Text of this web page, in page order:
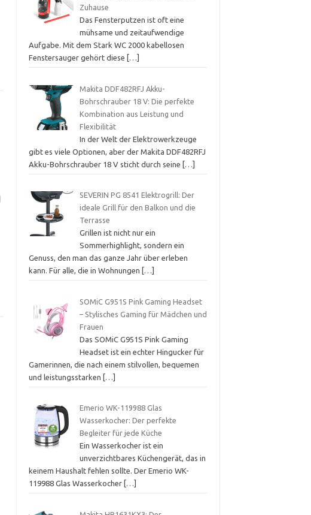
Zuhause
Das Fensterputzen ist oft eine
mühsame und zeitaufwendige
Aufgabe. Mit dem Stark WC 2000 kabellosen
Fenstersauger gehört diese
[…]
Makita DDF482RFJ Akku-
Bohrschrauber 18 V: Die perfekte
Kombination aus Leistung und
Flexibilität
In der Welt der Elektrowerkzeuge
gibt es viele Optionen, aber der Makita DDF482RFJ
Akku-Bohrschrauber 18 V sticht durch seine
[…]
SEVERIN PG 8541 Elektrogrill: Der
ideale Grill für den Balkon und die
Terrasse
Grillen ist nicht nur ein
Sommerhighlight, sondern ein
Genuss, den man das ganze Jahr über erleben
kann. Für alle, die in Wohnungen
[…]
SOMiC G951S Pink Gaming Headset
– Stylisches Gaming für Mädchen und
Frauen
Das SOMiC G951S Pink Gaming
Headset ist ein echter Hingucker für
Gamerinnen, die nach einem stilvollen, bequemen
und leistungsstarken
[…]
Emerio WK-119988 Glas
Wasserkocher: Der perfekte
Begleiter für jede Küche
Ein Wasserkocher ist ein
unverzichtbares Küchengerät, das in
keinem Haushalt fehlen sollte. Der Emerio WK-
119988 Glas Wasserkocher […]